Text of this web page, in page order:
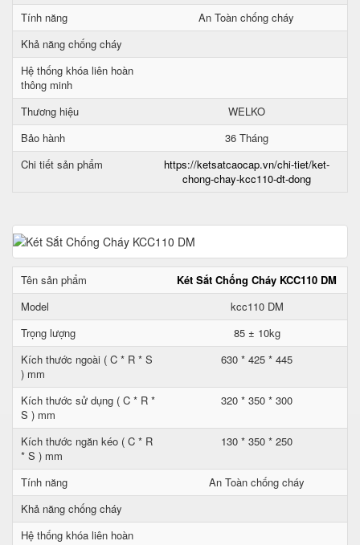
Tính năng
An Toàn chống cháy
Khả năng chống cháy
Hệ thống khóa liên hoàn
thông minh
Thương hiệu
WELKO
Bảo hành
36 Tháng
Chi tiết sản phẩm
https://ketsatcaocap.vn/chi-tiet/ket-
chong-chay-kcc110-dt-dong
Tên sản phẩm
Két Sắt Chống Cháy KCC110 DM
Model
kcc110 DM
Trọng lượng
85 ± 10kg
Kích thước ngoài ( C * R * S
) mm
630 * 425 * 445
Kích thước sử dụng ( C * R *
S ) mm
320 * 350 * 300
Kích thước ngăn kéo ( C * R
* S ) mm
130 * 350 * 250
Tính năng
An Toàn chống cháy
Khả năng chống cháy
Hệ thống khóa liên hoàn